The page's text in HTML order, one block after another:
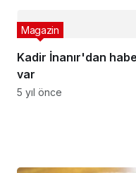
Kadir İnanır'dan
var
Magazin
5 yıl önce